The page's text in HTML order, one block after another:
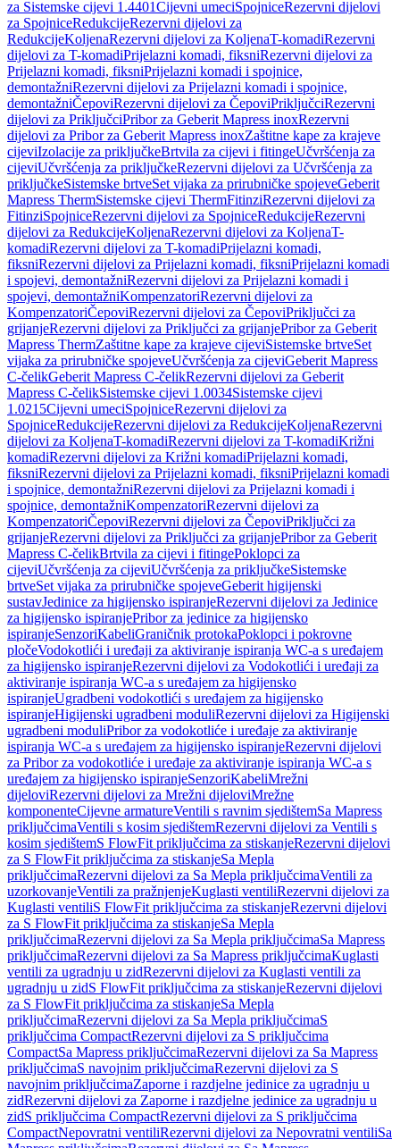
za Sistemske cijevi 1.4401Cijevni umeciSpojniceRezervni dijelovi
za SpojniceRedukcijeRezervni dijelovi za
RedukcijeKoljenaRezervni dijelovi za KoljenaT-komadiRezervni
dijelovi za T-komadiPrijelazni komadi, fiksniRezervni dijelovi za
Prijelazni komadi, fiksniPrijelazni komadi i spojnice,
demontažniRezervni dijelovi za Prijelazni komadi i spojnice,
demontažniČepoviRezervni dijelovi za ČepoviPriključciRezervni
dijelovi za PriključciPribor za Geberit Mapress inoxRezervni
dijelovi za Pribor za Geberit Mapress inoxZaštitne kape za krajeve
cijeviIzolacije za priključkeBrtvila za cijevi i fitingeUčvršćenja za
cijeviUčvršćenja za priključkeRezervni dijelovi za Učvršćenja za
priključkeSistemske brtveSet vijaka za prirubničke spojeveGeberit
Mapress ThermSistemske cijevi ThermFitinziRezervni dijelovi za
FitinziSpojniceRezervni dijelovi za SpojniceRedukcijeRezervni
dijelovi za RedukcijeKoljenaRezervni dijelovi za KoljenaT-
komadiRezervni dijelovi za T-komadiPrijelazni komadi,
fiksniRezervni dijelovi za Prijelazni komadi, fiksniPrijelazni komadi
i spojevi, demontažniRezervni dijelovi za Prijelazni komadi i
spojevi, demontažniKompenzatoriRezervni dijelovi za
KompenzatoriČepoviRezervni dijelovi za ČepoviPriključci za
grijanjeRezervni dijelovi za Priključci za grijanjePribor za Geberit
Mapress ThermZaštitne kape za krajeve cijeviSistemske brtveSet
vijaka za prirubničke spojeveUčvršćenja za cijeviGeberit Mapress
C-čelikGeberit Mapress C-čelikRezervni dijelovi za Geberit
Mapress C-čelikSistemske cijevi 1.0034Sistemske cijevi
1.0215Cijevni umeciSpojniceRezervni dijelovi za
SpojniceRedukcijeRezervni dijelovi za RedukcijeKoljenaRezervni
dijelovi za KoljenaT-komadiRezervni dijelovi za T-komadiKrižni
komadiRezervni dijelovi za Križni komadiPrijelazni komadi,
fiksniRezervni dijelovi za Prijelazni komadi, fiksniPrijelazni komadi
i spojnice, demontažniRezervni dijelovi za Prijelazni komadi i
spojnice, demontažniKompenzatoriRezervni dijelovi za
KompenzatoriČepoviRezervni dijelovi za ČepoviPriključci za
grijanjeRezervni dijelovi za Priključci za grijanjePribor za Geberit
Mapress C-čelikBrtvila za cijevi i fitingePoklopci za
cijeviUčvršćenja za cijeviUčvršćenja za priključkeSistemske
brtveSet vijaka za prirubničke spojeveGeberit higijenski
sustavJedinice za higijensko ispiranjeRezervni dijelovi za Jedinice
za higijensko ispiranjePribor za jedinice za higijensko
ispiranjeSenzoriKabeliGraničnik protokaPoklopci i pokrovne
pločeVodokotlići i uređaji za aktiviranje ispiranja WC-a s uređajem
za higijensko ispiranjeRezervni dijelovi za Vodokotlići i uređaji za
aktiviranje ispiranja WC-a s uređajem za higijensko
ispiranjeUgradbeni vodokotlići s uređajem za higijensko
ispiranjeHigijenski ugradbeni moduliRezervni dijelovi za Higijenski
ugradbeni moduliPribor za vodokotliće i uređaje za aktiviranje
ispiranja WC-a s uređajem za higijensko ispiranjeRezervni dijelovi
za Pribor za vodokotliće i uređaje za aktiviranje ispiranja WC-a s
uređajem za higijensko ispiranjeSenzoriKabeliMrežni
dijeloviRezervni dijelovi za Mrežni dijeloviMrežne
komponenteCijevne armatureVentili s ravnim sjedištemSa Mapress
priključcimaVentili s kosim sjedištemRezervni dijelovi za Ventili s
kosim sjedištemS FlowFit priključcima za stiskanjeRezervni dijelovi
za S FlowFit priključcima za stiskanjeSa Mepla
priključcimaRezervni dijelovi za Sa Mepla priključcimaVentili za
uzorkovanjeVentili za pražnjenjeKuglasti ventiliRezervni dijelovi za
Kuglasti ventiliS FlowFit priključcima za stiskanjeRezervni dijelovi
za S FlowFit priključcima za stiskanjeSa Mepla
priključcimaRezervni dijelovi za Sa Mepla priključcimaSa Mapress
priključcimaRezervni dijelovi za Sa Mapress priključcimaKuglasti
ventili za ugradnju u zidRezervni dijelovi za Kuglasti ventili za
ugradnju u zidS FlowFit priključcima za stiskanjeRezervni dijelovi
za S FlowFit priključcima za stiskanjeSa Mepla
priključcimaRezervni dijelovi za Sa Mepla priključcimaS
priključcima CompactRezervni dijelovi za S priključcima
CompactSa Mapress priključcimaRezervni dijelovi za Sa Mapress
priključcimaS navojnim priključcimaRezervni dijelovi za S
navojnim priključcimaZaporne i razdjelne jedinice za ugradnju u
zidRezervni dijelovi za Zaporne i razdjelne jedinice za ugradnju u
zidS priključcima CompactRezervni dijelovi za S priključcima
CompactNepovratni ventiliRezervni dijelovi za Nepovratni ventiliSa